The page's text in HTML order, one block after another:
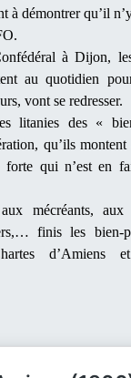
à démontrer qu’il
à Dijon,
au quotidien
vont se redresser.
litanies des «
qu’ils montent
forte qui n’est en
mécréants, aux
finis les bien-
d’Amiens